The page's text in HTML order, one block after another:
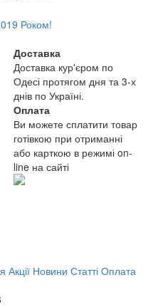
Доставка
Доставка кур'єром по
Одесі протягом дня та 3-х
днів по Україні.
Оплата
Ви можете сплатити товар
готівкою при отриманні
або карткою в режимі on-
line на сайті
Акції Новини Статті Оплата